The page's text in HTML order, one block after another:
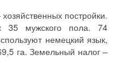
постройки.
35 мужского пола. 74
немецкий язык,
га. Земельный налог –